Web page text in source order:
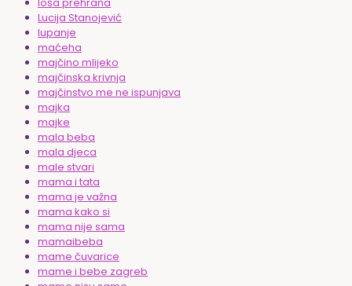
Lucija Stanojević
lupanje
maćeha
majčino mlijeko
majčinska krivnja
majčinstvo me ne ispunjava
majka
majke
mala beba
mala djeca
male stvari
mama i tata
mama je važna
mama kako si
mama nije sama
mamaibeba
mame čuvarice
mame i bebe zagreb